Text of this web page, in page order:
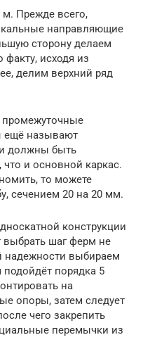
м. Прежде всего,
направляющие
сторону делаем
исходя из
делим верхний ряд
ещё называют
должны быть
и основной каркас.
то можете
сечением 20 на 20 мм.
конструкции
выбрать шаг ферм не
надежности выбираем
порядка 5
на
опоры, затем следует
чего закрепить
перемычки из